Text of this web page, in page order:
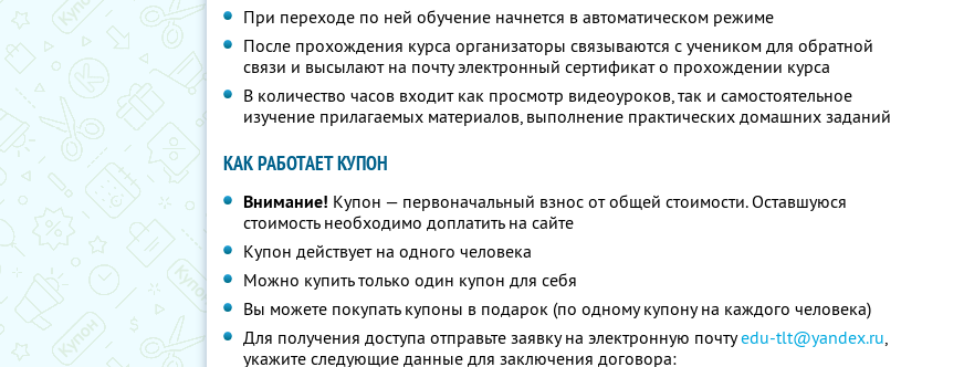
При переходе по ней обучение начнется в автоматическом режиме
После прохождения курса организаторы связываются с учеником для обратной
связи и высылают на почту электронный сертификат о прохождении курса
В количество часов входит как просмотр видеоуроков, так и самостоятельное
изучение прилагаемых материалов, выполнение практических домашних заданий
КАК РАБОТАЕТ КУПОН
Внимание! Купон — первоначальный взнос от общей стоимости. Оставшуюся
стоимость необходимо доплатить на сайте
Купон действует на одного человека
Можно купить только один купон для себя
Вы можете покупать купоны в подарок (по одному купону на каждого человека)
Для получения доступа отправьте заявку на электронную почтуedu-tlt@yandex.ru,
укажите следующие данные для заключения договора: